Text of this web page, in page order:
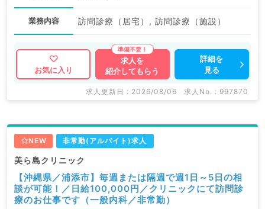
業務内容 訪問診療（居宅）, 訪問診療（施設）
お気に入り
求人を
紹介してもらう
詳細を
見る
求人更新日 : 2026/08/06 求人No. : 997870
NEW 非常勤(アルバイト)求人
美ら島クリニック
【沖縄県／浦添市】毎週または隔週で週1日～5日の相
談が可能！／日給100,000円／クリニックにて訪問診
療のお仕事です（一般内科／非常勤）